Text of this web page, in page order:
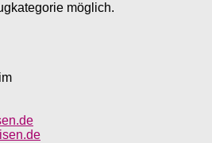
möglich.